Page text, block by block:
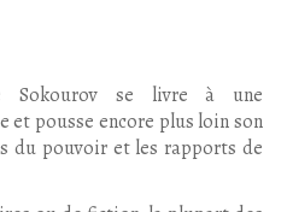
Sokourov se livre à une
pousse encore plus loin son
du pouvoir et les rapports de